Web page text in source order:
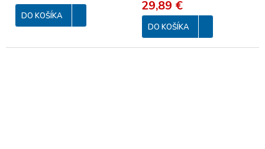
Icn=6kA, 1+Npól, char.
B, In=10A, IΔn=30mA,
Typ A
DO KOŠÍKA
Icn=6kA, 1+Npól, char.
B, In=16A, IΔn=30mA,
Typ A
29,89 €
DO KOŠÍKA